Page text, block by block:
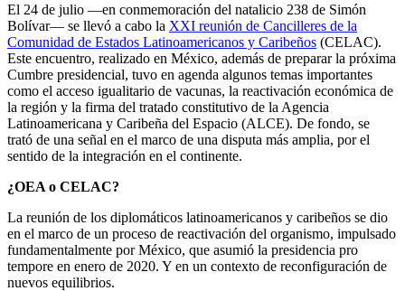
El 24 de julio —en conmemoración del natalicio 238 de Simón
Bolívar— se llevó a cabo la XXI reunión de Cancilleres de la
Comunidad de Estados Latinoamericanos y Caribeños (CELAC).
Este encuentro, realizado en México, además de preparar la próxima
Cumbre presidencial, tuvo en agenda algunos temas importantes
como el acceso igualitario de vacunas, la reactivación económica de
la región y la firma del tratado constitutivo de la Agencia
Latinoamericana y Caribeña del Espacio (ALCE). De fondo, se
trató de una señal en el marco de una disputa más amplia, por el
sentido de la integración en el continente.
¿OEA o CELAC?
La reunión de los diplomáticos latinoamericanos y caribeños se dio
en el marco de un proceso de reactivación del organismo, impulsado
fundamentalmente por México, que asumió la presidencia pro
tempore en enero de 2020. Y en un contexto de reconfiguración de
nuevos equilibrios.